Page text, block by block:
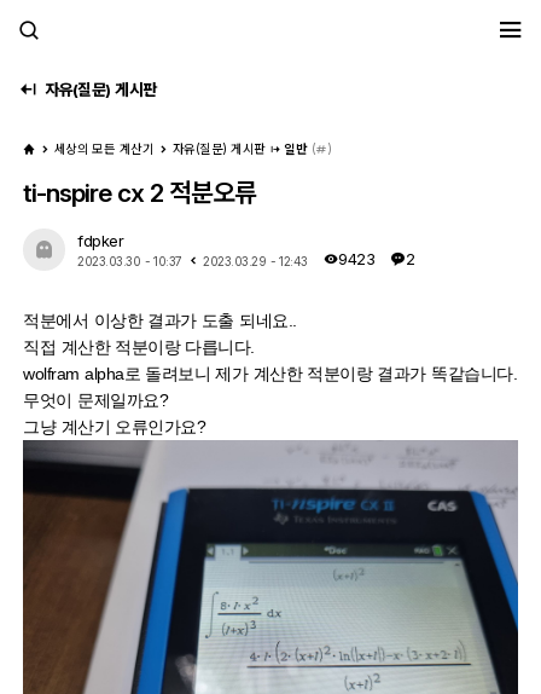
자유(질문) 게시판
세상의 모든 계산기 자유(질문) 게시판 일반 ( )
ti-nspire cx 2 적분오류
fdpker
2023.03.30 - 10:37 2023.03.29 - 12:43 9423 2
적분에서 이상한 결과가 도출 되네요..
직접 계산한 적분이랑 다릅니다.
wolfram alpha로 돌려보니 제가 계산한 적분이랑 결과가 똑같습니다.
무엇이 문제일까요?
그냥 계산기 오류인가요?